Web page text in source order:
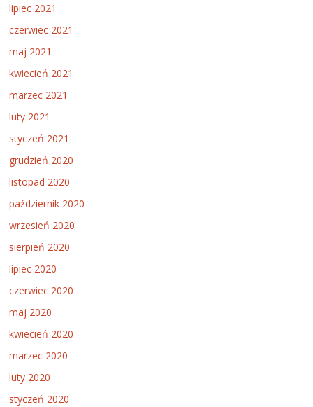
lipiec 2021
czerwiec 2021
maj 2021
kwiecień 2021
marzec 2021
luty 2021
styczeń 2021
grudzień 2020
listopad 2020
październik 2020
wrzesień 2020
sierpień 2020
lipiec 2020
czerwiec 2020
maj 2020
kwiecień 2020
marzec 2020
luty 2020
styczeń 2020